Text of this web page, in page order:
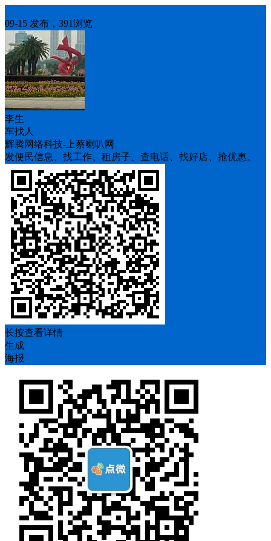
09-15 发布，391浏览
李生
车找人
辉腾网络科技-上蔡喇叭网
发便民信息、找工作、租房子、查电话、找好店、抢优惠。
长按查看详情
生成
海报